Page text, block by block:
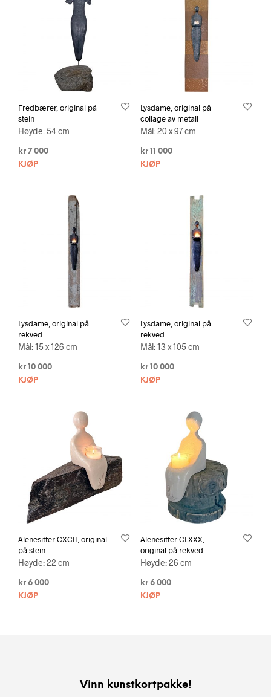
Fredbærer, original på
stein
Høyde: 54 cm
kr 7 000
KJØP
Lysdame, original på
collage av metall
Mål: 20 x 97 cm
kr11 000
KJØP
Lysdame, original på
rekved
Mål: 15 x 126 cm
kr 10 000
KJØP
Lysdame, original på
rekved
Mål: 13 x 105 cm
kr10 000
KJØP
Alenesitter CXCII, original
på stein
Høyde: 22 cm
kr 6 000
KJØP
Alenesitter CLXXX,
original på rekved
Høyde: 26 cm
kr6 000
KJØP
Vinn kunstkortpakke!